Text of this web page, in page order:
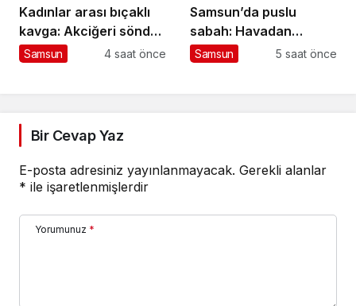
Kadınlar arası bıçaklı
kavga: Akciğeri söndü,
tutuklandı
Samsun 4 saat önce
Samsun’da puslu
sabah: Havadan
görüntülendi
Samsun 5 saat önce
Bir Cevap Yaz
E-posta adresiniz yayınlanmayacak. Gerekli alanlar
* ile işaretlenmişlerdir
Yorumunuz *